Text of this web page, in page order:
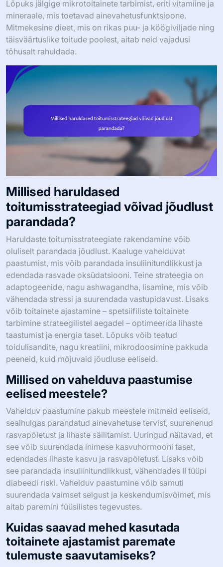
Lõpuks jälgige mikrotoitainete tarbimist, eriti vitamiine ja
mineraale, mis toetavad ainevahetusfunktsioone.
Mitmekesine dieet, mis on rikas puu- ja köögiviljade ning
täisväärtuslike toitude poolest, aitab neid vajadusi
tõhusalt rahuldada.
Millised haruldased
toitumisstrateegiad võivad jõudlust
parandada?
Haruldaste toitumisstrateegiate rakendamine võib
oluliselt parandada jõudlust. Kaaluge vahelduvat
paastumist, mis võib parandada insuliinitundlikkust ja
edendada rasvade oksüdatsiooni. Teine strateegia on
adaptogeenide, nagu ashwagandha, lisamine, mis võib
vähendada stressi ja suurendada vastupidavust. Lisaks
võib toitainete ajastamine – spetsiifiliste toitainete
tarbimine strateegilistel aegadel – optimeerida lihaste
taastumist ja energia taset. Lõpuks võib teatud
toidulisandite, nagu kreatiini, mikrodoosimine pakkuda
peeneid, kuid mõjuvaid jõudluse eeliseid.
Millised on vahelduva paastumise
eelised meestele?
Vahelduv paastumine pakub meestele mitmeid eeliseid,
sealhulgas parandatud ainevahetuse tervist, suurenenud
rasvapõletust ja lihaste säilitamist. Uuringud näitavad, et
see võib suurendada inimese kasvuhormooni taset,
edendades lihaste kasvu ja rasvapõletust. Lisaks võib
see parandada insuliinitundlikkust, vähendades II tüüpi
diabeedi riski. Vahelduv paastumine võib samuti
suurendada vaimset selgust ja keskendumisvõimet, mis
aitab paremini füüsilistes tegevustes.
Kuidas saavad mehed kasutada
toitainete ajastamist paremate
tulemuste saavutamiseks?